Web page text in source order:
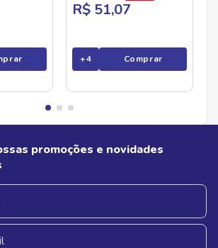
R$ 51,07
+4 Comprar
promoções e novidades